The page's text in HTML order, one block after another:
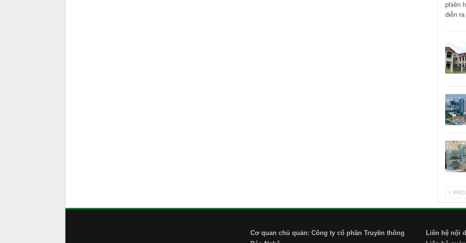
phiên
diễn
Cơ quan chủ quản: Công ty cổ phần Truyền thông
Liên hệ nội